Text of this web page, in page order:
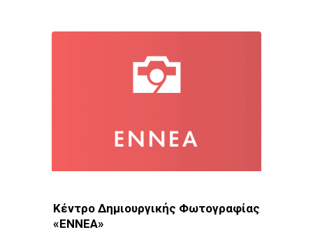
Κέντρο Δημιουργικής Φωτογραφίας
«ΕΝΝΕΑ»